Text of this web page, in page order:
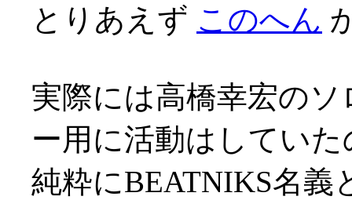
とりあえず このへん
実際には高橋幸宏の
ー用に活動はしてい
純粋にBEATNIKS名義